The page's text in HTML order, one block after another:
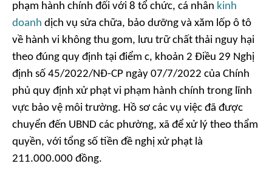
phạm hành chính đối với 8 tổ chức, cá nhân kinh
doanh dịch vụ sửa chữa, bảo dưỡng và xăm lốp ô tô
về hành vi không thu gom, lưu trữ chất thải nguy hại
theo đúng quy định tại điểm c, khoản 2 Điều 29 Nghị
định số 45/2022/NĐ-CP ngày 07/7/2022 của Chính
phủ quy định xử phạt vi phạm hành chính trong lĩnh
vực bảo vệ môi trường. Hồ sơ các vụ việc đã được
chuyển đến UBND các phường, xã để xử lý theo thẩm
quyền, với tổng số tiền đề nghị xử phạt là
211.000.000 đồng.